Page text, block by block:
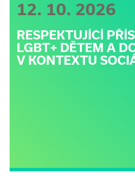
12. 10. 2026
RESPEKTUJÍCÍ
LGBT+ DĚTEM A
V KONTEXTU